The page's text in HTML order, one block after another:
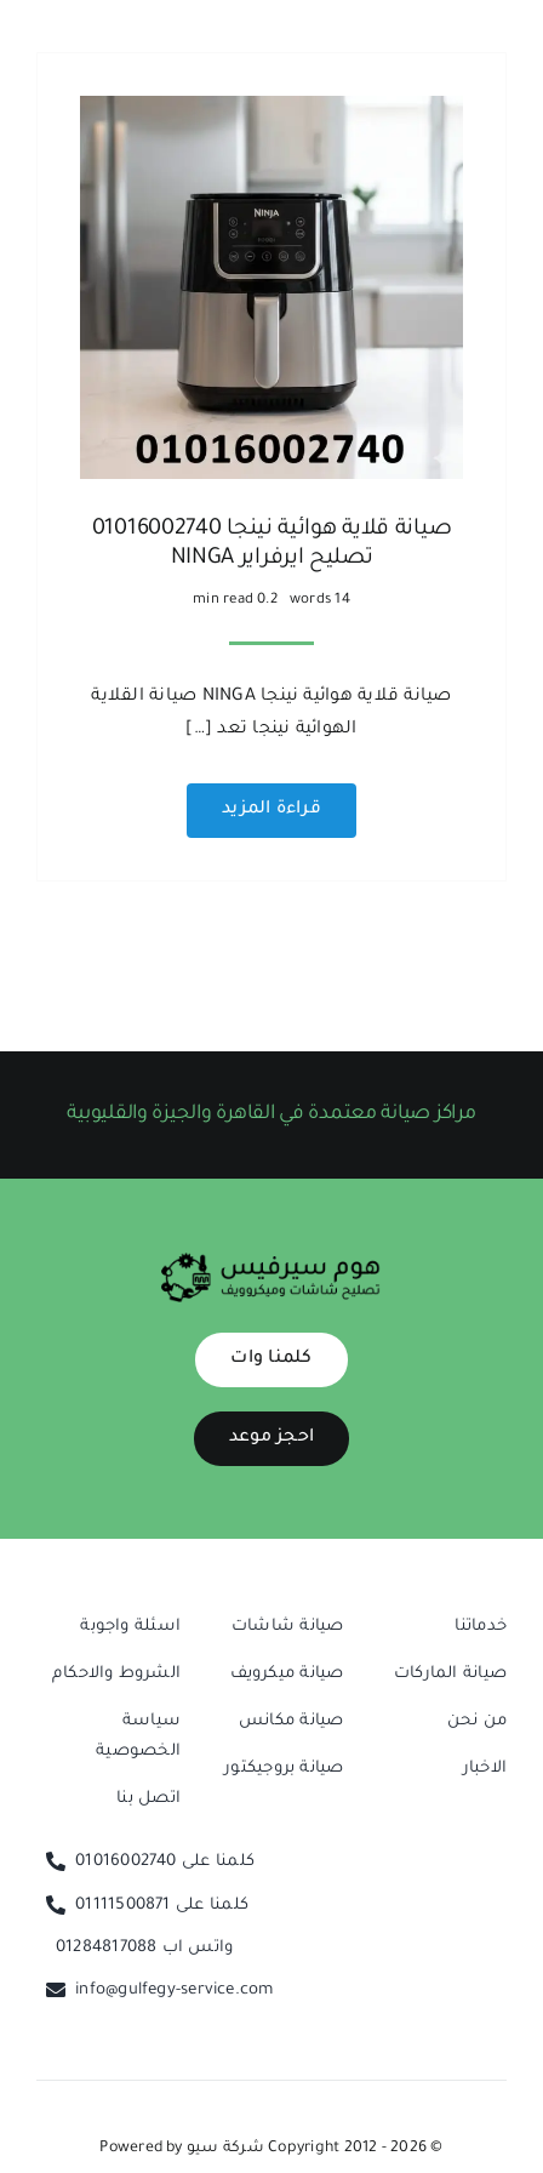
صيانة قلاية هوائية نينجا 01016002740
تصليح ايرفراير NINGA
14 words
0.2 min read
صيانة قلاية هوائية نينجا NINGA صيانة القلاية
الهوائية نينجا تعد […]
قراءة المزيد
مراكز صيانة معتمدة في القاهرة والجيزة والقليوبية
كلمنا وات
احجز موعد
خدماتنا
صيانة الماركات
من نحن
الاخبار
صيانة شاشات
صيانة ميكرويف
صيانة مكانس
صيانة بروجيكتور
اسئلة واجوبة
الشروط والاحكام
سياسة
الخصوصية
اتصل بنا
كلمنا على 01016002740
كلمنا على 01111500871
واتس اب 01284817088
info@gulfegy-service.com
© Copyright 2012 - 2026 شركة سيو